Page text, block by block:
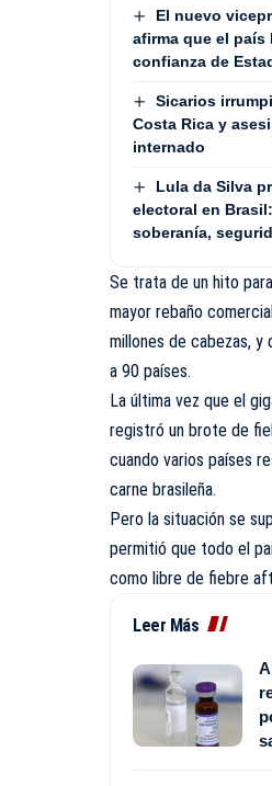
El nuevo
afirma que el país
confianza de
Sicarios
Costa Rica y
internado
Lula da Silva
electoral en
soberanía,
Se trata de un hito
mayor rebaño
millones de cabezas, y
a 90 países.
La última vez que el
registró un brote de
cuando varios países
carne brasileña.
Pero la situación se
permitió que todo el
como libre de fiebre
Leer Más